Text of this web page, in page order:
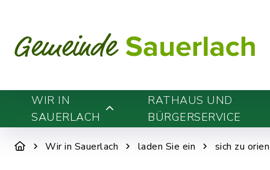
WIR IN
SAUERLACH
RATHAUS UND
BÜRGERSERVICE
Wir in Sauerlach laden Sie ein sich zu